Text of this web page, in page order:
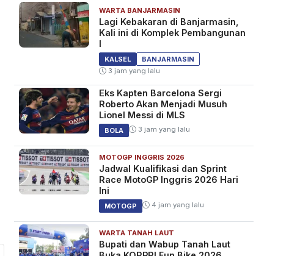
WARTA BANJARMASIN
Lagi Kebakaran di Banjarmasin,
Kali ini di Komplek Pembangunan
I
KALSEL
BANJARMASIN
3 jam yang lalu
Eks Kapten Barcelona Sergi
Roberto Akan Menjadi Musuh
Lionel Messi di MLS
BOLA 3 jam yang lalu
MOTOGP INGGRIS 2026
Jadwal Kualifikasi dan Sprint
Race MotoGP Inggris 2026 Hari
Ini
MOTOGP 4 jam yang lalu
WARTA TANAH LAUT
Bupati dan Wabup Tanah Laut